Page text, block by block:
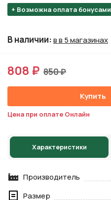
+ Возможна оплата бонусами
В наличии:в в 5 магазинах
808 ₽ 850 ₽
Купить
Цена при оплате Онлайн
Характеристики
Производитель
Размер